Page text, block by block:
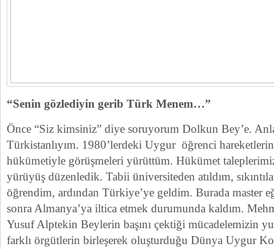
“Senin gözlediyin gerib Türk Menem…”
Önce “Siz kimsiniz” diye soruyorum Dolkun Bey’e.
Türkistanlıyım. 1980’lerdeki Uygur öğrenci
hükümetiyle görüşmeleri yürüttüm. Hükümet
yürüyüş düzenledik. Tabii üniversiteden atıldım,
öğrendim, ardından Türkiye’ye geldim. Burada master
sonra Almanya’ya iltica etmek durumunda kaldım.
Yusuf Alptekin Beylerin başını çektiği mücadelemizin
farklı örgütlerin birleşerek oluşturduğu Dünya Uygur